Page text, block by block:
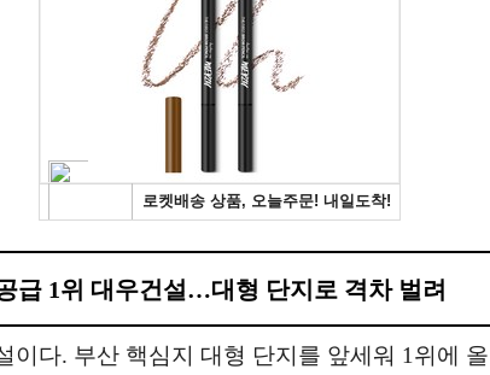
급 1위 대우건설…대형 단지로 격차 벌려
다. 부산 핵심지 대형 단지를 앞세워 1위에